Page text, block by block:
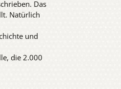
Das
Natürlich
und
die 2.000